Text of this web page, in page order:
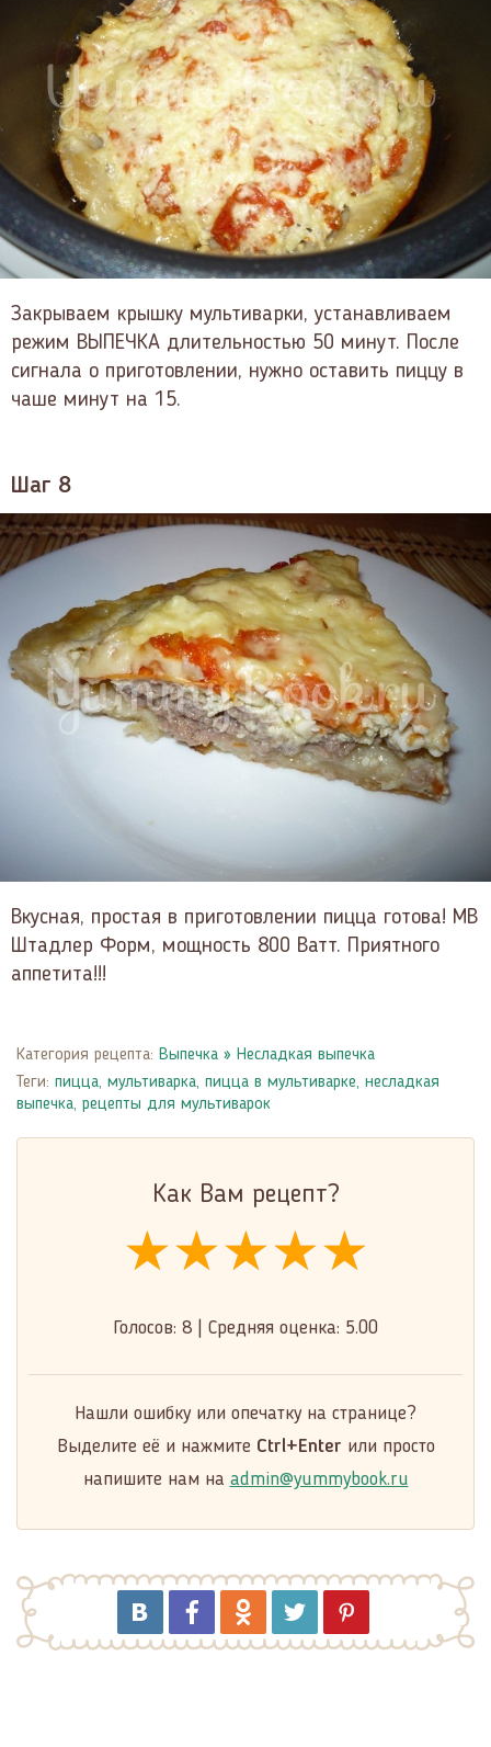
Закрываем крышку мультиварки, устанавливаем
режим ВЫПЕЧКА длительностью 50 минут. После
сигнала о приготовлении, нужно оставить пиццу в
чаше минут на 15.
Шаг 8
Вкусная, простая в приготовлении пицца готова! МВ
Штадлер Форм, мощность 800 Ватт. Приятного
аппетита!!!
Категория рецепта: Выпечка » Несладкая выпечка
Теги: пицца, мультиварка, пицца в мультиварке, несладкая
выпечка, рецепты для мультиварок
Как Вам рецепт?
★★★★★
★★★★★
★★★★★
Голосов: 8 Средняя оценка: 5.00
Нашли ошибку или опечатку на странице?
Выделите её и нажмите Ctrl+Enter или просто
напишите нам на admin@yummybook.ru